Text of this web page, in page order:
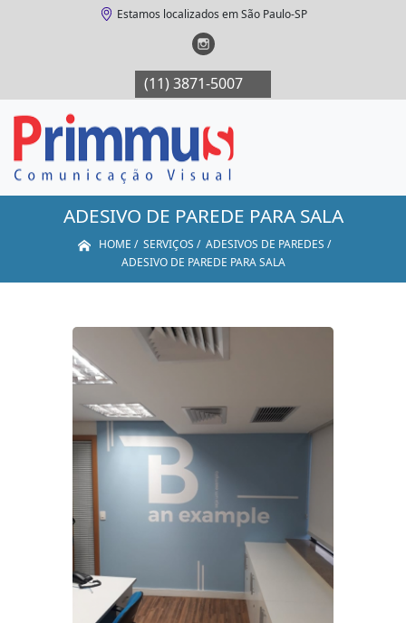
Estamos localizados em São Paulo-SP
(11) 3871-5007
ADESIVO DE PAREDE PARA SALA
HOME SERVIÇOS
ADESIVOS DE PAREDES
ADESIVO DE PAREDE PARA SALA